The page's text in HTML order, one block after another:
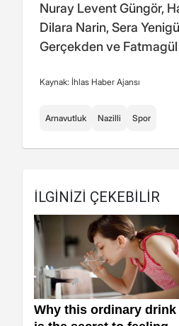
Nuray Levent Güngör,
Dilara Narin, Sera
Gerçekden ve
Kaynak: İhlas Haber Ajansı
Arnavutluk Nazilli Spor